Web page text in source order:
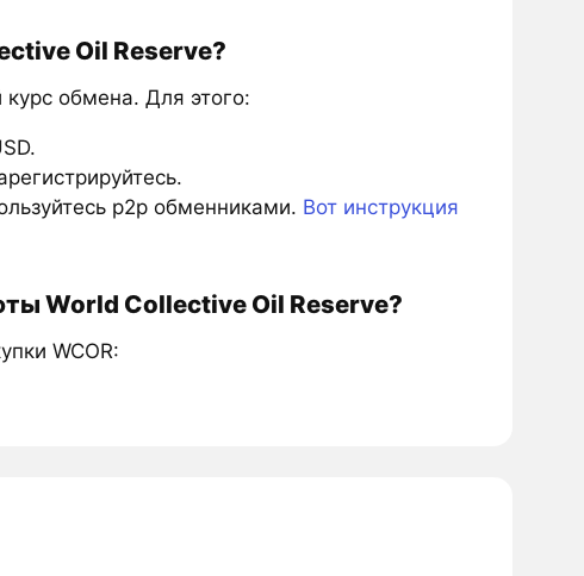
Oil Reserve?
обмена. Для этого:
p2p обменниками. Вот инструкция
World Collective Oil Reserve?
WCOR: